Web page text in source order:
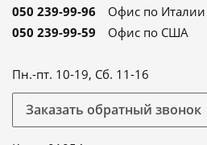
050 239-99-96
Офис по Италии
050 239-99-59
Офис по США
Пн.-пт. 10-19, Сб. 11-16
Заказать обратный звонок